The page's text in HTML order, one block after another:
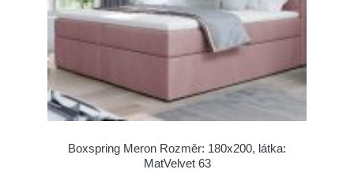
Boxspring Meron Rozměr: 180x200, látka:
MatVelvet 63